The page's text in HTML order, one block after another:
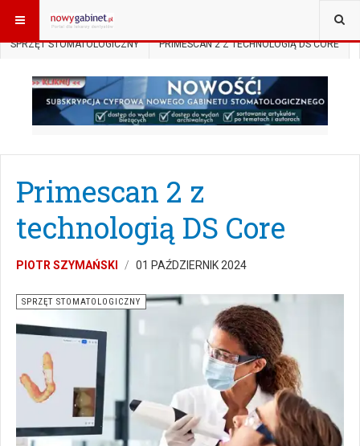
JESTEŚ TUTAJ: START
SPRZĘT STOMATOLOGICZNY PRIMESCAN 2 Z TECHNOLOGIĄ DS CORE
Primescan 2 z
technologią DS Core
PIOTR SZYMAŃSKI 01 PAŹDZIERNIK 2024
SPRZĘT STOMATOLOGICZNY